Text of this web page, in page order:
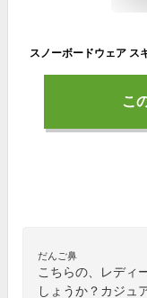
こ
だんご鼻
こちらの、レディ
しょうか？カジュ